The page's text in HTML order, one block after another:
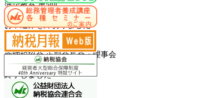
簿記教室 第5回
南納税協会
お申込みを締切りました
終了しました
2026.10.02
南納税協会 正副会長会・理事会
社会福祉会館
終了しました
2026.09.29
簿記教室 第4回